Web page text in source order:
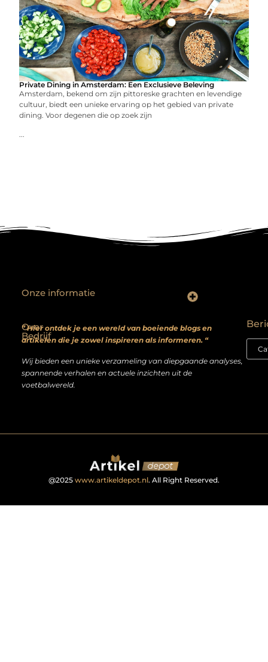
Private Dining in Amsterdam: Een Exclusieve Beleving
Amsterdam, bekend om zijn pittoreske grachten en levendige
cultuur, biedt een unieke ervaring op het gebied van private
dining. Voor degenen die op zoek zijn
...
Over
Bedrijf
” Hier ontdek je een wereld van boeiende blogs en
artikelen die je zowel inspireren als informeren. “
Wij bieden een unieke verzameling van diepgaande analyses,
spannende verhalen en actuele inzichten uit de
voetbalwereld.
Onze informatie
@2025 www.artikeldepot.nl. All Right Reserved.